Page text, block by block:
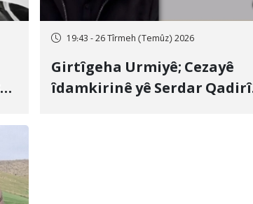
19:43 - 26 Tîrmeh (Temûz) 2026
Girtîgeha Urmiyê; Cezayê
îdamkirinê yê Serdar Qadirî